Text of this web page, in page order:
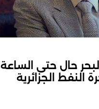
حال حتى الساعة
النفط الجزائرية